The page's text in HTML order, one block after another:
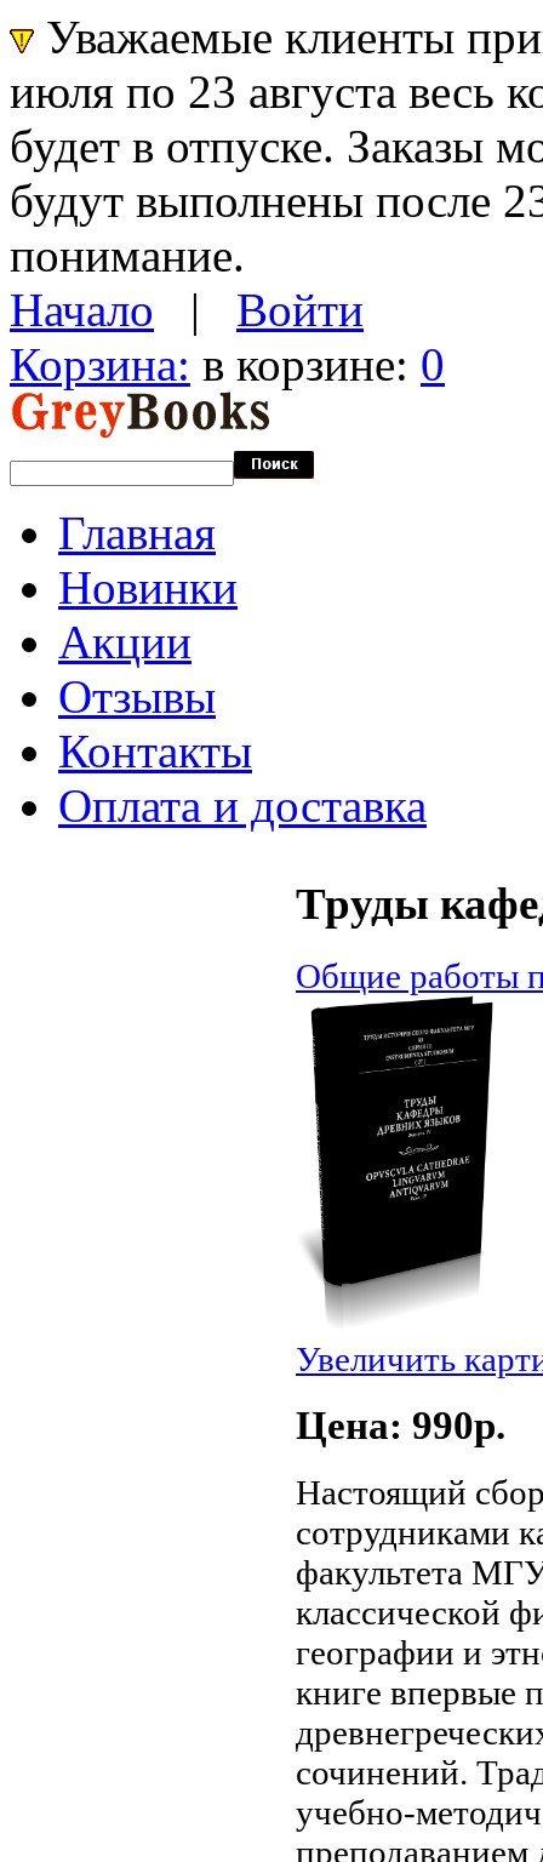
Уважаемые клиенты
июля по 23 августа весь
будет в отпуске. Заказы
будут выполнены после
понимание.
Начало | Войти
Корзина: в корзине: 0
Главная
Новинки
Акции
Отзывы
Контакты
Оплата и доставка
Труды
Общие работы
Увеличить
Цена: 990p.
Настоящий
сотрудниками
факультета
классической
географии и
книге впервые
сочинений.
учебно-
преподаванием